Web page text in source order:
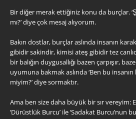
Bir diğer merak ettiğiniz konu da burçlar.
mı?’ diye çok mesaj alıyorum.
Bakın dostlar, burçlar aslında insanın
gibidir sakindir, kimisi ateş gibidir tez
bir balığın duygusallığı bazen çarpışır,
uyumuna bakmak aslında ‘Ben bu
miyim?’ diye sormaktır.
Ama ben size daha büyük bir sır vereyim:
‘Dürüstlük Burcu’ ile ‘Sadakat Burcu’nun